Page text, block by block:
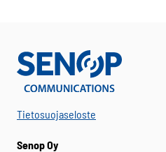
Tietosuojaseloste
Senop Oy